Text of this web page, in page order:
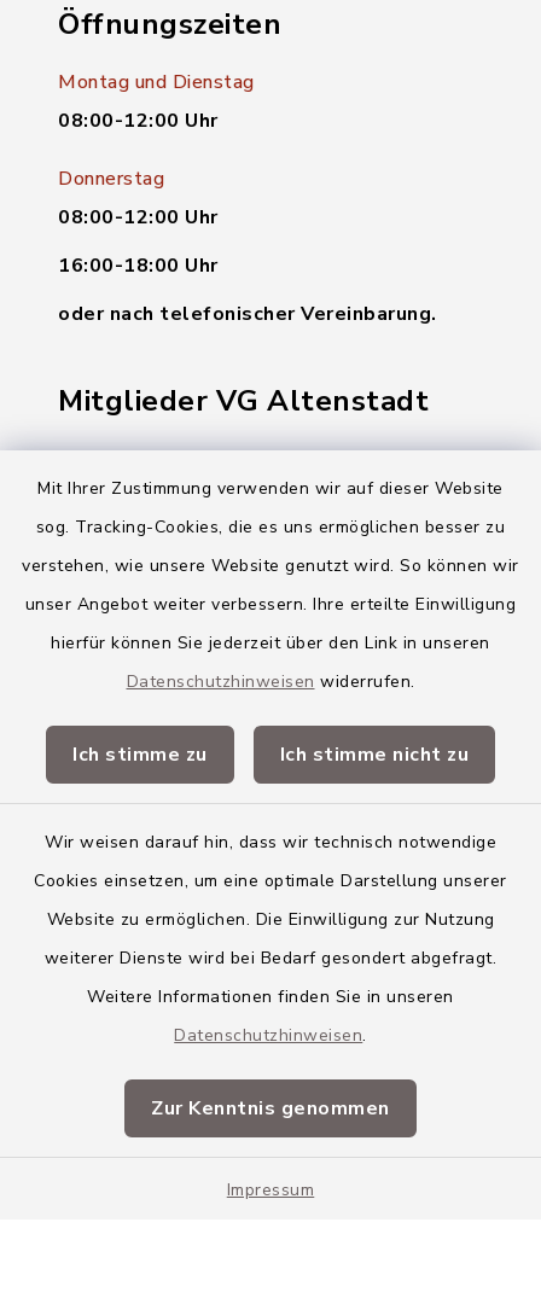
Mit Ihrer Zustimmung verwenden wir auf dieser Website
sog. Tracking-Cookies, die es uns ermöglichen besser zu
verstehen, wie unsere Website genutzt wird. So können wir
unser Angebot weiter verbessern. Ihre erteilte Einwilligung
hierfür können Sie jederzeit über den Link in unseren
Datenschutzhinweisen widerrufen.
Ich stimme zu Ich stimme nicht zu
Wir weisen darauf hin, dass wir technisch notwendige
Cookies einsetzen, um eine optimale Darstellung unserer
Website zu ermöglichen. Die Einwilligung zur Nutzung
weiterer Dienste wird bei Bedarf gesondert abgefragt.
Weitere Informationen finden Sie in unseren
Datenschutzhinweisen.
Zur Kenntnis genommen
Impressum
Öffnungszeiten
Montag und Dienstag
08:00-12:00 Uhr
Donnerstag
08:00-12:00 Uhr
16:00-18:00 Uhr
oder nach telefonischer Vereinbarung.
Mitglieder VG Altenstadt
Markt Altenstadt
Gemeinde Osterberg
VG Altenstadt
Landkreis Neu-Ulm
Barrierefreiheit
Impressum
Sitemap